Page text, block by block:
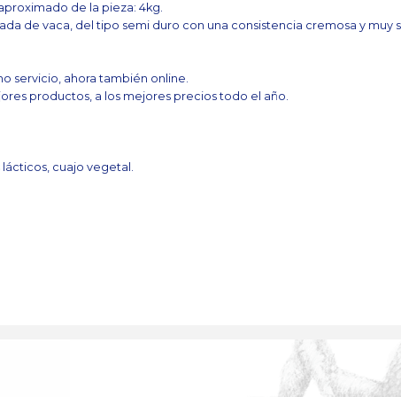
de la pieza: 4kg.
de vaca, del tipo semi duro con una consistencia cremosa y muy
servicio, ahora también online.
productos, a los mejores precios todo el año.
cuajo vegetal.